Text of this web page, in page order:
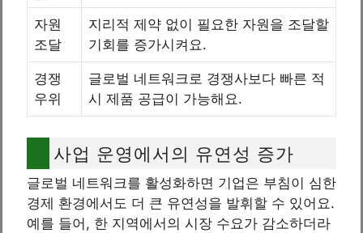
자원
조달
지리적 제약 없이 필요한 자원을 조달할
기회를 증가시켜요.
경쟁
우위
글로벌 네트워크로 경쟁사보다 빠른 적
시 제품 공급이 가능해요.
사업 운영에서의 유연성 증가
글로벌 네트워크를 활성화하면 기업은 부침이 심한
경제 환경에서도 더 큰 유연성을 발휘할 수 있어요.
예를 들어, 한 지역에서의 시장 수요가 감소하더라